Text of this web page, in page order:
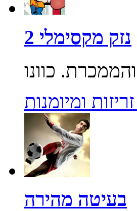
נזק מקסימלי 2
ומיומנות
בעיטה מהירה